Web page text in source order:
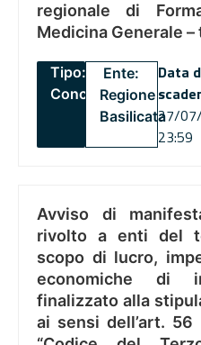
regionale di
Medicina Generale
Tipo:
Concorsi
Ente:
Regione
Basilicata
Data
27/
23:59
Avviso di
rivolto a enti del
scopo di lucro,
economiche di
finalizzato alla
ai sensi dell’art. 56